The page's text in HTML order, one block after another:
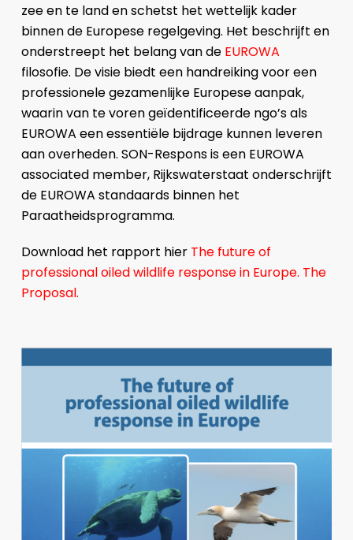
zee en te land en schetst het wettelijk kader
binnen de Europese regelgeving. Het beschrijft en
onderstreept het belang van de EUROWA
filosofie. De visie biedt een handreiking voor een
professionele gezamenlijke Europese aanpak,
waarin van te voren geïdentificeerde ngo’s als
EUROWA een essentiële bijdrage kunnen leveren
aan overheden. SON-Respons is een EUROWA
associated member, Rijkswaterstaat onderschrijft
de EUROWA standaards binnen het
Paraatheidsprogramma.
Download het rapport hier The future of
professional oiled wildlife response in Europe. The
Proposal.